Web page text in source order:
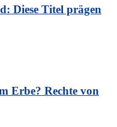
Diese Titel prägen
Erbe? Rechte von